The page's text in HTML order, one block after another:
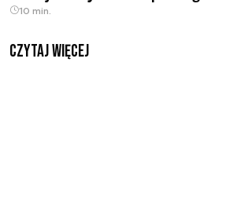
10 min.
czytaj więcej